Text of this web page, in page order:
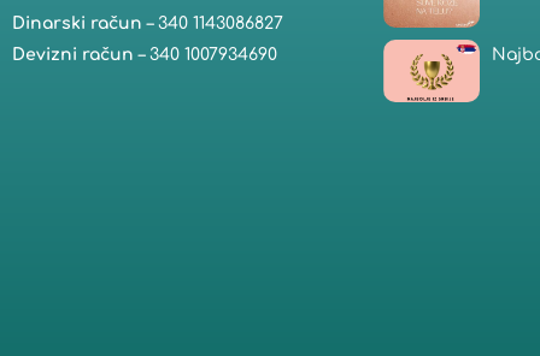
Dinarski račun – 340 1143086827
Devizni račun – 340 1007934690